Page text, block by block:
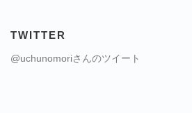
TWITTER
@uchunomoriさんのツイート